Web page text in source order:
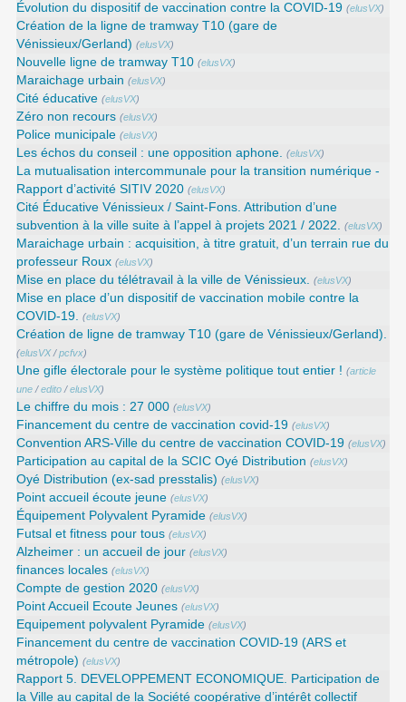
Évolution du dispositif de vaccination contre la COVID-19 (elusVX)
Création de la ligne de tramway T10 (gare de
Vénissieux/Gerland) (elusVX)
Nouvelle ligne de tramway T10 (elusVX)
Maraichage urbain (elusVX)
Cité éducative (elusVX)
Zéro non recours (elusVX)
Police municipale (elusVX)
Les échos du conseil : une opposition aphone. (elusVX)
La mutualisation intercommunale pour la transition numérique -
Rapport d’activité SITIV 2020 (elusVX)
Cité Éducative Vénissieux / Saint-Fons. Attribution d’une
subvention à la ville suite à l’appel à projets 2021 / 2022. (elusVX)
Maraichage urbain : acquisition, à titre gratuit, d’un terrain rue du
professeur Roux (elusVX)
Mise en place du télétravail à la ville de Vénissieux. (elusVX)
Mise en place d’un dispositif de vaccination mobile contre la
COVID-19. (elusVX)
Création de ligne de tramway T10 (gare de Vénissieux/Gerland).
(elusVX/pcfvx)
Une gifle électorale pour le système politique tout entier ! (article
une/edito/elusVX)
Le chiffre du mois : 27 000 (elusVX)
Financement du centre de vaccination covid-19 (elusVX)
Convention ARS‑Ville du centre de vaccination COVID‑19 (elusVX)
Participation au capital de la SCIC Oyé Distribution (elusVX)
Oyé Distribution (ex-sad presstalis) (elusVX)
Point accueil écoute jeune (elusVX)
Équipement Polyvalent Pyramide (elusVX)
Futsal et fitness pour tous (elusVX)
Alzheimer : un accueil de jour (elusVX)
finances locales (elusVX)
Compte de gestion 2020 (elusVX)
Point Accueil Ecoute Jeunes (elusVX)
Equipement polyvalent Pyramide (elusVX)
Financement du centre de vaccination COVID-19 (ARS et
métropole) (elusVX)
Rapport 5. DEVELOPPEMENT ECONOMIQUE. Participation de
la Ville au capital de la Société coopérative d’intérêt collectif